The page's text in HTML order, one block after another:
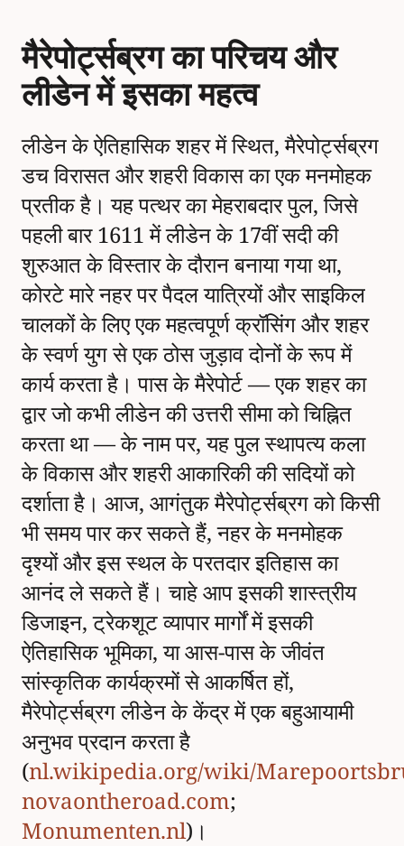
मैरेपोर्ट्सब्रग का परिचय और
लीडेन में इसका महत्व
लीडेन के ऐतिहासिक शहर में स्थित, मैरेपोर्ट्सब्रग
डच विरासत और शहरी विकास का एक मनमोहक
प्रतीक है। यह पत्थर का मेहराबदार पुल, जिसे
पहली बार 1611 में लीडेन के 17वीं सदी की
शुरुआत के विस्तार के दौरान बनाया गया था,
कोरटे मारे नहर पर पैदल यात्रियों और साइकिल
चालकों के लिए एक महत्वपूर्ण क्रॉसिंग और शहर
के स्वर्ण युग से एक ठोस जुड़ाव दोनों के रूप में
कार्य करता है। पास के मैरेपोर्ट — एक शहर का
द्वार जो कभी लीडेन की उत्तरी सीमा को चिह्नित
करता था — के नाम पर, यह पुल स्थापत्य कला
के विकास और शहरी आकारिकी की सदियों को
दर्शाता है। आज, आगंतुक मैरेपोर्ट्सब्रग को किसी
भी समय पार कर सकते हैं, नहर के मनमोहक
दृश्यों और इस स्थल के परतदार इतिहास का
आनंद ले सकते हैं। चाहे आप इसकी शास्त्रीय
डिजाइन, ट्रेकशूट व्यापार मार्गों में इसकी
ऐतिहासिक भूमिका, या आस-पास के जीवंत
सांस्कृतिक कार्यक्रमों से आकर्षित हों,
मैरेपोर्ट्सब्रग लीडेन के केंद्र में एक बहुआयामी
अनुभव प्रदान करता है
(nl.wikipedia.org/wiki/
novaontheroad.com;
Monumenten.nl)।